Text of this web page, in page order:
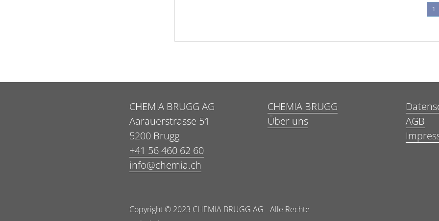
1
CHEMIA BRUGG AG
Aarauerstrasse 51
5200 Brugg
+41 56 460 62 60
info@chemia.ch
CHEMIA BRUGG
Über uns
AGB
Copyright © 2023 CHEMIA BRUGG AG - Alle Rechte